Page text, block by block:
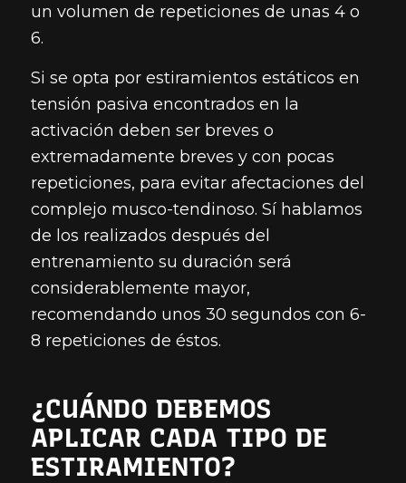
un volumen de repeticiones de unas 4 o
6.
Si se opta por estiramientos estáticos en
tensión pasiva encontrados en la
activación deben ser breves o
extremadamente breves y con pocas
repeticiones, para evitar afectaciones del
complejo musco-tendinoso. Sí hablamos
de los realizados después del
entrenamiento su duración será
considerablemente mayor,
recomendando unos 30 segundos con 6-
8 repeticiones de éstos.
¿CUÁNDO DEBEMOS
APLICAR CADA TIPO DE
ESTIRAMIENTO?